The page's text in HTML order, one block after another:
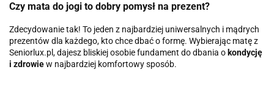
Czy mata do jogi to dobry pomysł na prezent?
Zdecydowanie tak! To jeden z najbardziej uniwersalnych i mądrych
prezentów dla każdego, kto chce dbać o formę. Wybierając matę z
Seniorlux.pl, dajesz bliskiej osobie fundament do dbania o kondycję
i zdrowiew najbardziej komfortowy sposób.